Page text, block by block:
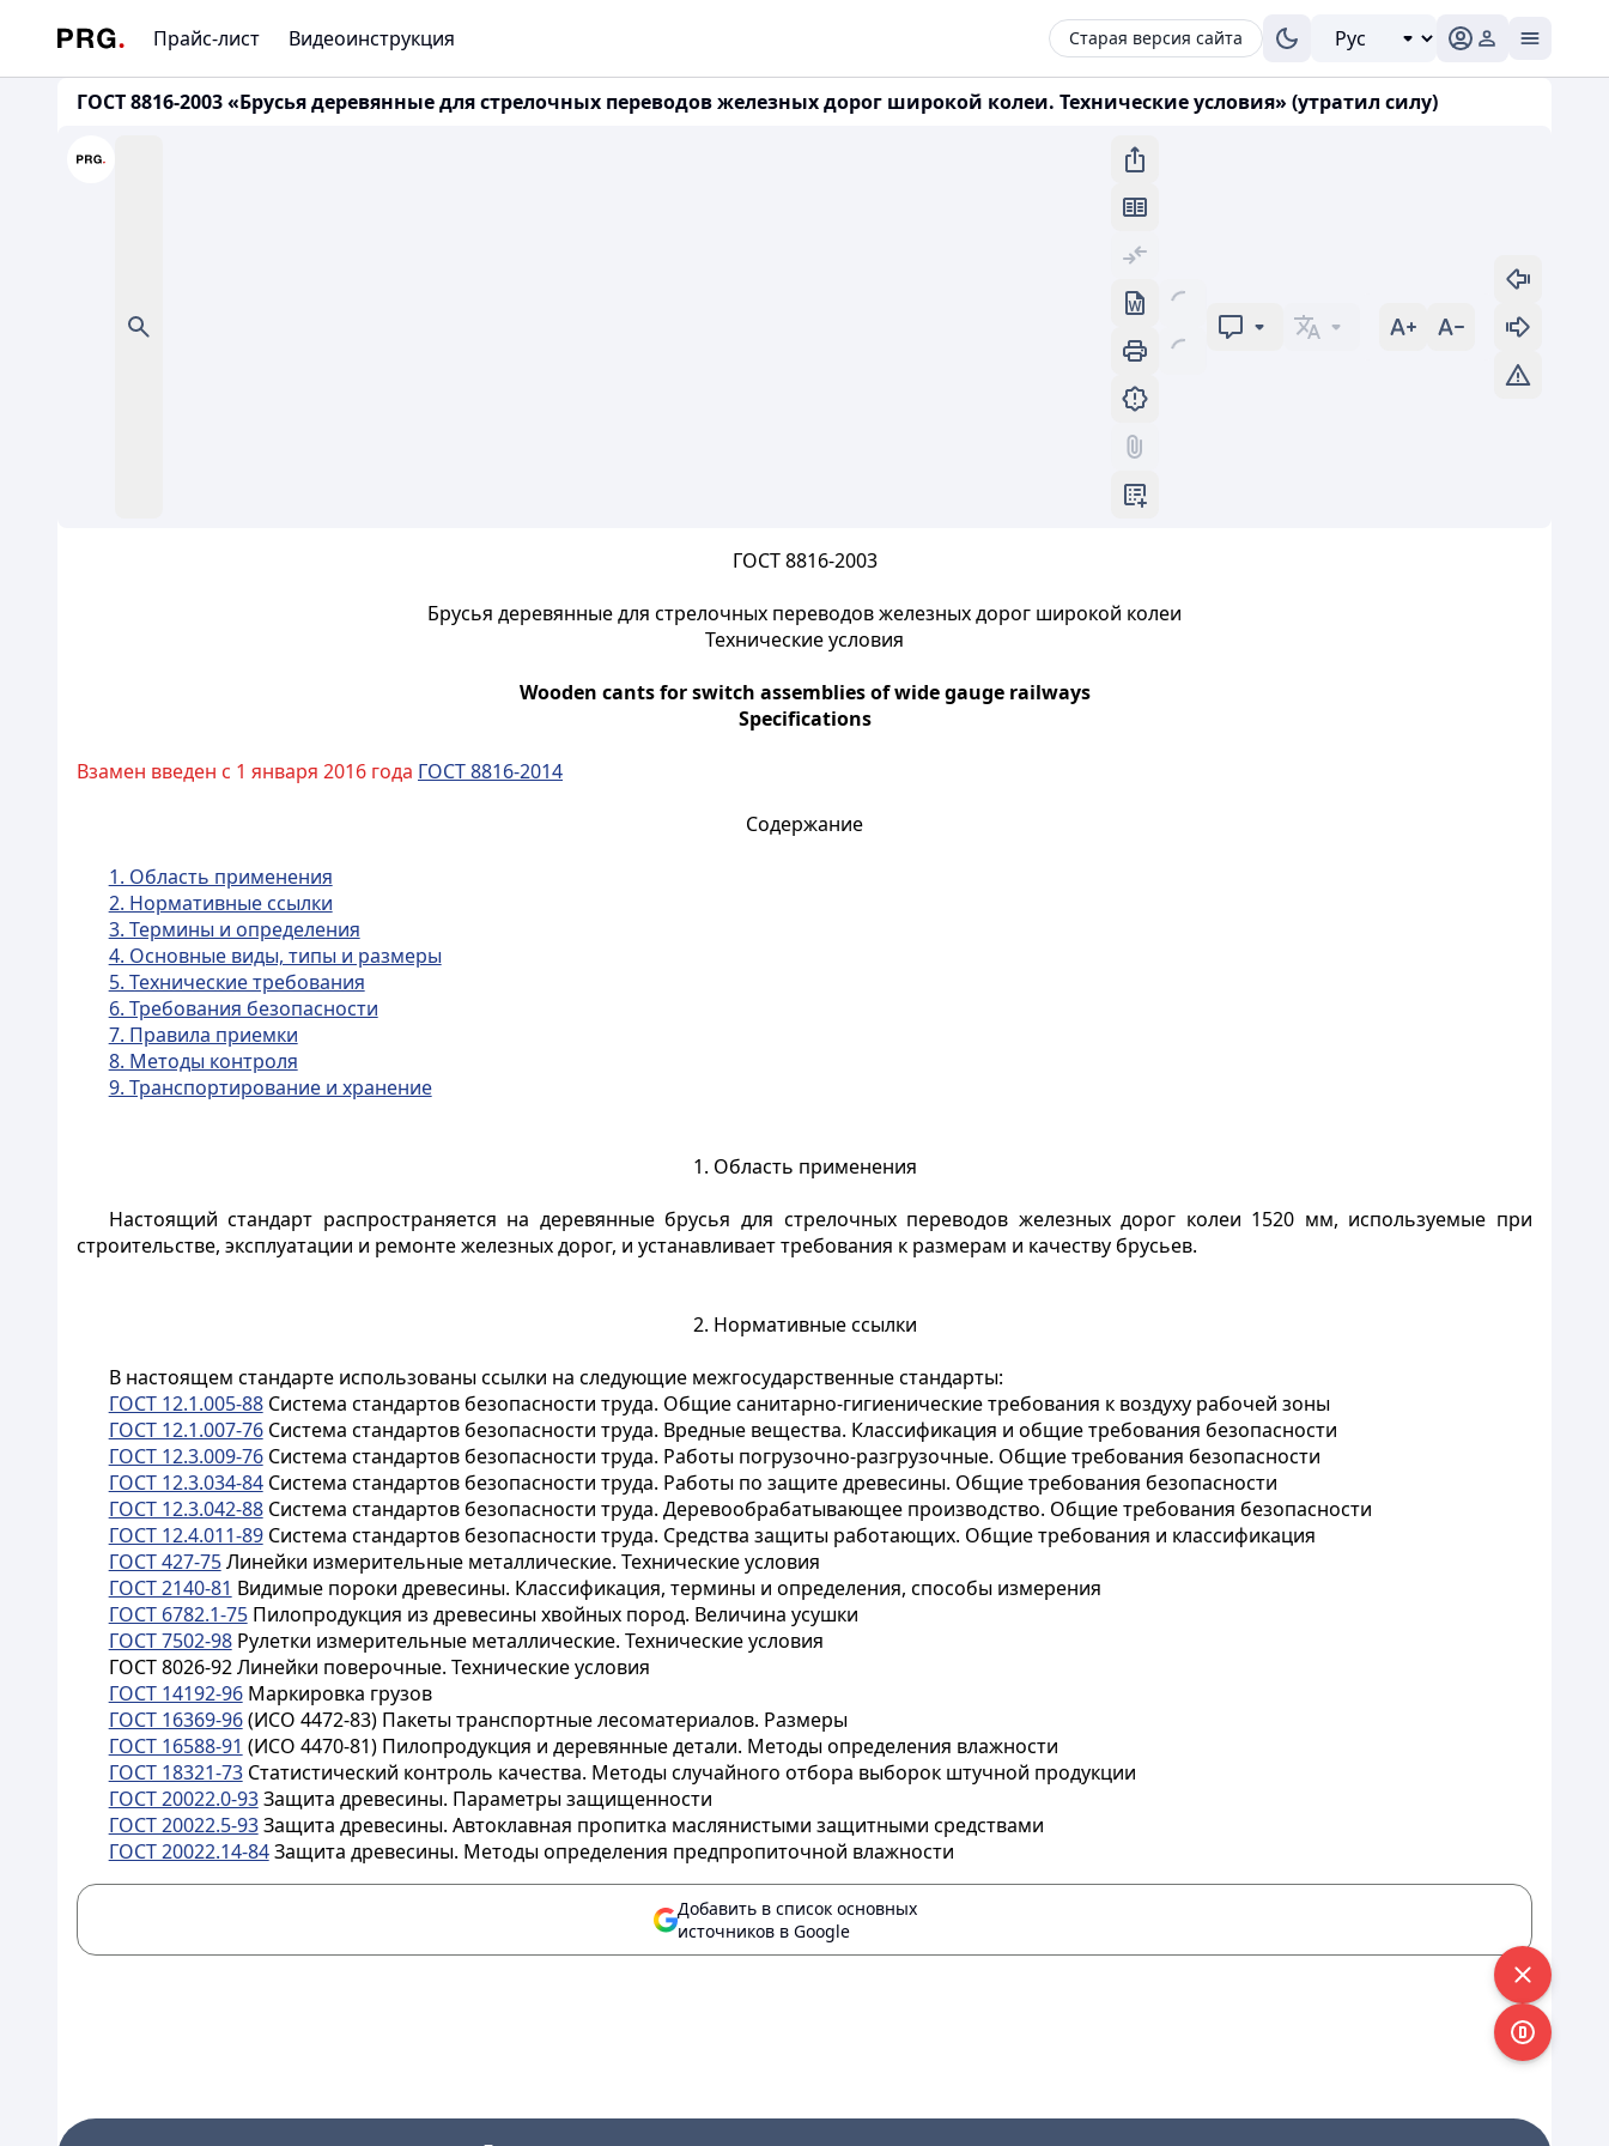
Прайс-лист Видеоинструкция Старая версия сайта
ГОСТ 8816-2003 «Брусья деревянные для стрелочных переводов железных дорог широкой колеи. Технические условия» (утратил силу)
ГОСТ 8816-2003
Брусья деревянные для стрелочных переводов железных дорог широкой колеи
Технические условия
Wooden cants for switch assemblies of wide gauge railways
Specifications
Взамен введен с 1 января 2016 года ГОСТ 8816-2014
Содержание
1. Область применения
2. Нормативные ссылки
3. Термины и определения
4. Основные виды, типы и размеры
5. Технические требования
6. Требования безопасности
7. Правила приемки
8. Методы контроля
9. Транспортирование и хранение
1. Область применения
Настоящий стандарт распространяется на деревянные брусья для стрелочных переводов железных дорог колеи 1520 мм, используемые при
строительстве, эксплуатации и ремонте железных дорог, и устанавливает требования к размерам и качеству брусьев.
2. Нормативные ссылки
В настоящем стандарте использованы ссылки на следующие межгосударственные стандарты:
ГОСТ 12.1.005-88Система стандартов безопасности труда. Общие санитарно-гигиенические требования к воздуху рабочей зоны
ГОСТ 12.1.007-76Система стандартов безопасности труда. Вредные вещества. Классификация и общие требования безопасности
ГОСТ 12.3.009-76Система стандартов безопасности труда. Работы погрузочно-разгрузочные. Общие требования безопасности
ГОСТ 12.3.034-84Система стандартов безопасности труда. Работы по защите древесины. Общие требования безопасности
ГОСТ 12.3.042-88Система стандартов безопасности труда. Деревообрабатывающее производство. Общие требования безопасности
ГОСТ 12.4.011-89Система стандартов безопасности труда. Средства защиты работающих. Общие требования и классификация
ГОСТ 427-75Линейки измерительные металлические. Технические условия
ГОСТ 2140-81 Видимые пороки древесины. Классификация, термины и определения, способы измерения
ГОСТ 6782.1-75Пилопродукция из древесины хвойных пород. Величина усушки
ГОСТ 7502-98Рулетки измерительные металлические. Технические условия
ГОСТ 8026-92 Линейки поверочные. Технические условия
ГОСТ 14192-96Маркировка грузов
ГОСТ 16369-96(ИСО 4472-83) Пакеты транспортные лесоматериалов. Размеры
ГОСТ 16588-91 (ИСО 4470-81) Пилопродукция и деревянные детали. Методы определения влажности
ГОСТ 18321-73Статистический контроль качества. Методы случайного отбора выборок штучной продукции
ГОСТ 20022.0-93Защита древесины. Параметры защищенности
ГОСТ 20022.5-93Защита древесины. Автоклавная пропитка маслянистыми защитными средствами
ГОСТ 20022.14-84Защита древесины. Методы определения предпропиточной влажности
Добавить в список основных
источников в Google